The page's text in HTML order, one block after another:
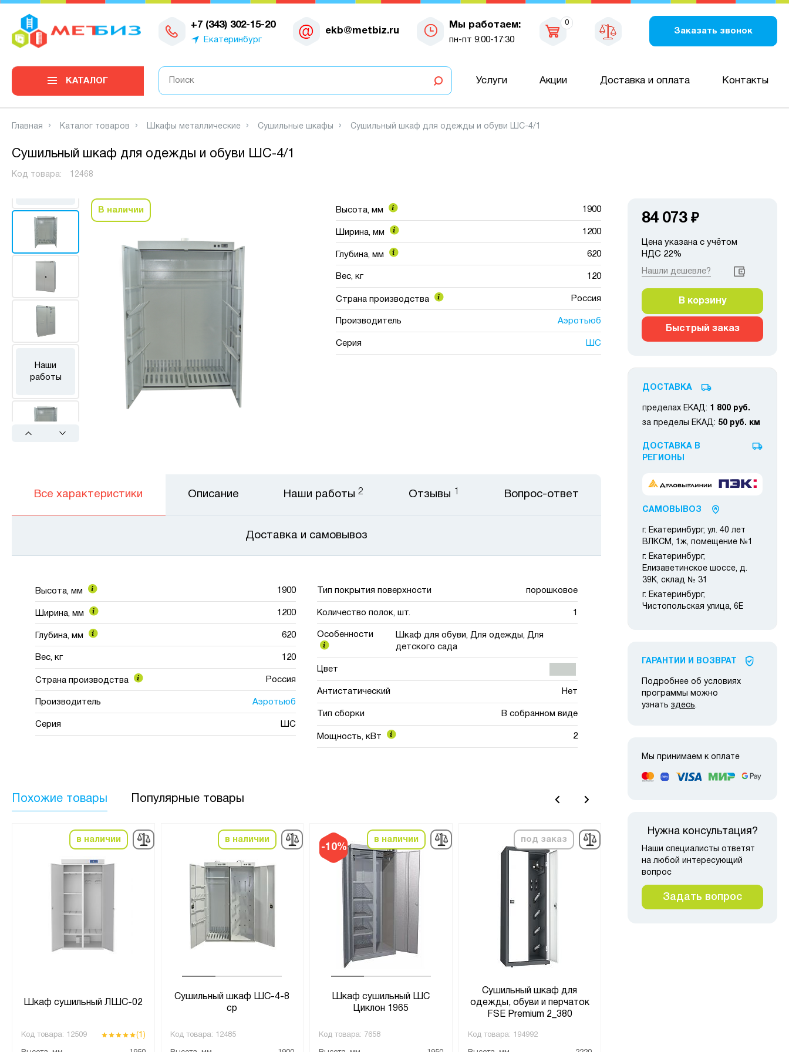
+7 (343) 302-15-20
Екатеринбург
ekb@metbiz.ru
Мы работаем:
пн-пт 9:00-17:30
0
Заказать звонок
0
КАТАЛОГ Услуги Акции Доставка и оплата Контакты
Главная Каталог товаров Шкафы металлические Сушильные шкафы Сушильный шкаф для одежды и обуви ШС-4/1
Сушильный шкаф для одежды и обуви ШС-4/1
Код товара: 12468
Previous
Наши
Наши
работы
Наши
Next
В наличии Высота, мм 1900
Ширина, мм 1200
Глубина, мм 620
Вес, кг 120
Страна производства Россия
Производитель Аэротьюб
Серия ШС
Все характеристики
Высота, мм 1900
Ширина, мм 1200
Глубина, мм 620
Вес, кг 120
Страна производства Россия
Производитель Аэротьюб
Серия ШС
Тип покрытия поверхности порошковое
Количество полок, шт. 1
Особенности
Шкаф для обуви, Для одежды, Для
детского сада
Цвет
Антистатический Нет
Тип сборки В собранном виде
Мощность, кВт 2
Описание Наши работы2 Отзывы Вопрос-ответ
Доставка и самовывоз
Похожие товары Популярные товары
в наличии
Шкаф сушильный ЛШС-02
Код товара: 12509 (1)
в наличии
Сушильный шкаф ШС-4-8
ср
Код товара: 12485
-10%
в наличии
Шкаф сушильный ШС
Циклон 1965
Код товара: 7658
под заказ
Сушильный шкаф для
одежды, обуви и перчаток
FSE Premium 2_380
Код товара: 194992
84 073 ₽
Цена указана с учётом
НДС 22%
Нашли дешевле?
В корзину
Быстрый заказ
ДОСТАВКА
пределах ЕКАД: 1 800 руб.
за пределы ЕКАД: 50 руб. км
ДОСТАВКА В
РЕГИОНЫ
САМОВЫВОЗ
г. Екатеринбург, ул. 40 лет
ВЛКСМ, 1ж, помещение №1
г. Екатеринбург,
Елизаветинское шоссе, д.
39К, склад № 31
г. Екатеринбург,
Чистопольская улица, 6Е
ГАРАНТИИ И ВОЗВРАТ
Подробнее об условиях
программы можно
узнать здесь.
Мы принимаем к оплате
Нужна консультация?
Наши специалисты ответят
на любой интересующий
вопрос
Задать вопрос